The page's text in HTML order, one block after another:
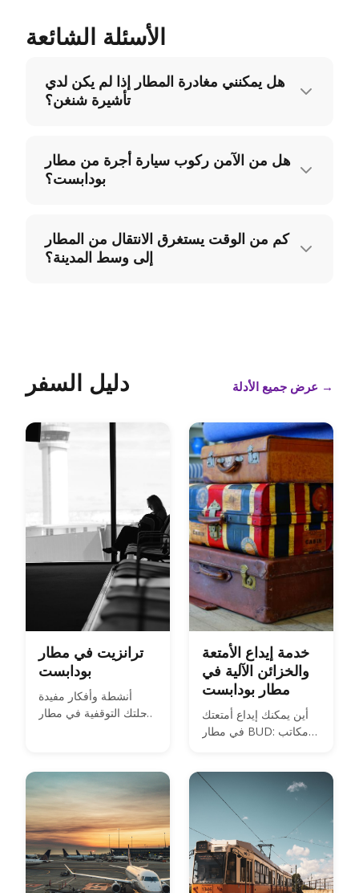
الأسئلة الشائعة
هل يمكنني مغادرة المطار إذا لم يكن لدي
تأشيرة شنغن؟
هل من الآمن ركوب سيارة أجرة من مطار
بودابست؟
كم من الوقت يستغرق الانتقال من المطار
إلى وسط المدينة؟
دليل السفر عرض جميع الأدلة →
ترانزيت في مطار
بودابست
أنشطة وأفكار مفيدة
لرحلتك التوقفية في مطار
خدمة إيداع الأمتعة
والخزائن الآلية في
مطار بودابست
أين يمكنك إيداع أمتعتك
في مطار BUD: مكاتب
2A و2B، خزائن آلية
تعمل على مدار الساعة،
بالإضافة إلى الأسعار
وساعات العمل.